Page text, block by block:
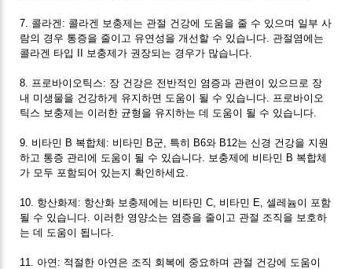
7. 콜라겐: 콜라겐 보충제는 관절 건강에 도움을 줄 수 있으며 일부 사
람의 경우 통증을 줄이고 유연성을 개선할 수 있습니다. 관절염에는
콜라겐 타입 II 보충제가 권장되는 경우가 많습니다.
8. 프로바이오틱스: 장 건강은 전반적인 염증과 관련이 있으므로 장
내 미생물을 건강하게 유지하면 도움이 될 수 있습니다. 프로바이오
틱스 보충제는 이러한 균형을 유지하는 데 도움이 될 수 있습니다.
9. 비타민 B 복합체: 비타민 B군, 특히 B6와 B12는 신경 건강을 지원
하고 통증 관리에 도움이 될 수 있습니다. 보충제에 비타민 B 복합체
가 모두 포함되어 있는지 확인하세요.
10. 항산화제: 항산화 보충제에는 비타민 C, 비타민 E, 셀레늄이 포함
될 수 있습니다. 이러한 영양소는 염증을 줄이고 관절 조직을 보호하
는 데 도움이 됩니다.
11. 아연: 적절한 아연은 조직 회복에 중요하며 관절 건강에 도움이